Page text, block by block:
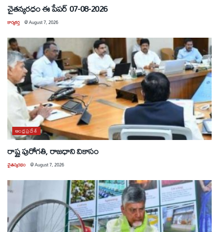
చైతన్యరధం ఈ పేపర్ 07-08-2026
కార్యకర్త @August 7, 2026
ఆంధ్రప్రదేశ్
రాష్ట్ర పురోగతి, రాజధాని వికాసం
చైతన్యరధం @August 7, 2026